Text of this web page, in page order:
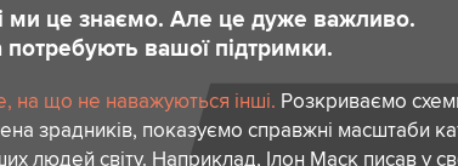
ми це знаємо. Але це дуже важливо.
потребують вашої підтримки.
на що не наважуються інші. Розкриваємо
зрадників, показуємо справжні масштаби
людей світу. Наприклад, Ілон Маск писав у